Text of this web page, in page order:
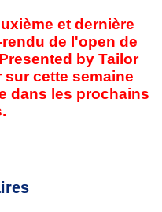
et dernière
de l'open de
by Tailor
cette semaine
dans les prochains